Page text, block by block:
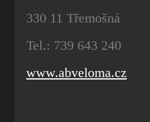
330 11 Třemošná
Tel.: 739 643 240
www.abveloma.cz